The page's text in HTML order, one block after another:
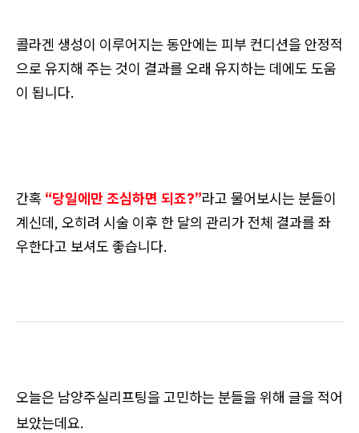
콜라겐 생성이 이루어지는 동안에는 피부 컨디션을 안정적
으로 유지해 주는 것이 결과를 오래 유지하는 데에도 도움
이 됩니다.
간혹 “당일에만 조심하면 되죠?”라고 물어보시는 분들이
계신데, 오히려 시술 이후 한 달의 관리가 전체 결과를 좌
우한다고 보셔도 좋습니다.
오늘은 남양주실리프팅을 고민하는 분들을 위해 글을 적어
보았는데요.